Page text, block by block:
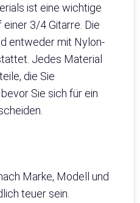
ist eine wichtige
3/4 Gitarre. Die
entweder mit Nylon-
Jedes Material
die Sie
Sie sich für ein
Marke, Modell und
teuer sein.